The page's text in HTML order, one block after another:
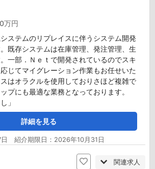
万円
ステムのリプレイスに伴うシステム開発
既存システムは在庫管理、発注管理、生
一部．Ｎｅｔで開発されているのでスキ
じてマイグレーション作業もお任せいた
はオラクルを使用しておりさほど複雑で
プにも最適な業務となっております。
」
詳細を見る
紹介期限日：2026年10月31日
関連求人